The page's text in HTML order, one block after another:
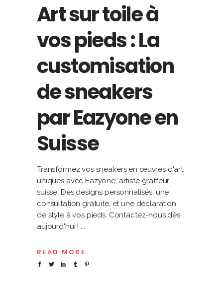
Art sur toile à
vos pieds : La
customisation
de sneakers
par Eazyone en
Suisse
Transformez vos sneakers en œuvres d'art
uniques avec Eazyone, artiste graffeur
suisse. Des designs personnalisés, une
consultation gratuite, et une déclaration
de style à vos pieds. Contactez-nous dès
aujourd'hui !
READ MORE